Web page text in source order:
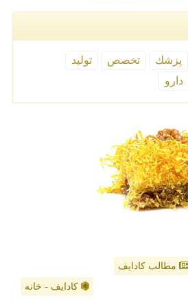
پزشك تخصص
تولید
دارو
مطالب کادایف
کادایف - خانه